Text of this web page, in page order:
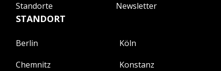
Standorte
Newsletter
STANDORT
Berlin
Chemnitz
Köln
Konstanz